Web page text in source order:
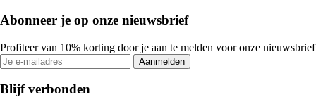
Abonneer je op onze nieuwsbrief
Profiteer van 10% korting door je aan te melden voor onze nieuwsbrief
Aanmelden
Blijf verbonden